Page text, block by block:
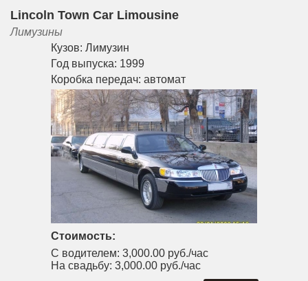
Lincoln Town Car Limousine
Лимузины
Кузов: Лимузин
Год выпуска: 1999
Коробка передач: автомат
Стоимость:
С водителем: 3,000.00 руб./час
На свадьбу: 3,000.00 руб./час